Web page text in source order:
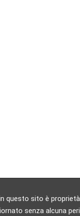
questo sito è
senza alcuna